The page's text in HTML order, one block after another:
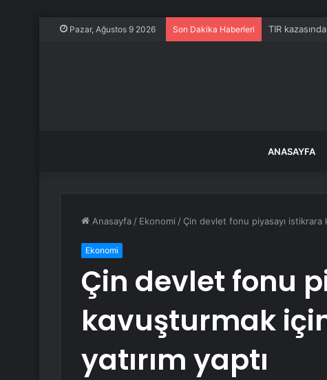
Pazar, Ağustos 9 2026 Son Dakika Haberleri TIR
ANASAYFA
Anasayfa / Ekonomi / Çin devlet fonu piyasayı istikrara
Ekonomi
Çin devlet fonu
kavuşturmak
yatırım yaptı